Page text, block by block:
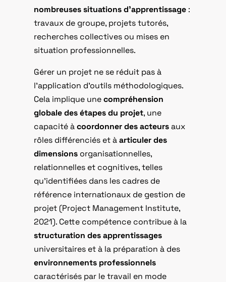
nombreuses situations d’apprentissage :
travaux de groupe, projets tutorés,
recherches collectives ou mises en
situation professionnelles.
Gérer un projet ne se réduit pas à
l’application d’outils méthodologiques.
Cela implique unecompréhension
globale des étapes du projet, une
capacité àcoordonner des acteursaux
rôles différenciés et àarticuler des
dimensions organisationnelles,
relationnelles et cognitives, telles
qu’identifiées dans les cadres de
référence internationaux de gestion de
projet (Project Management Institute,
2021). Cette compétence contribue à la
structuration des apprentissages
universitaires et à la préparation à des
environnements professionnels
caractérisés par le travail en mode